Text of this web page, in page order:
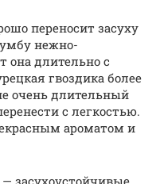
переносит засуху
нежно-
она длительно с
гвоздика более
очень длительный
с легкостью.
ароматом и
засухоустойчивые